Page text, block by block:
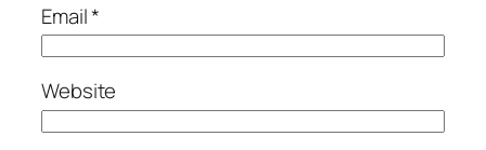
Email*
Website